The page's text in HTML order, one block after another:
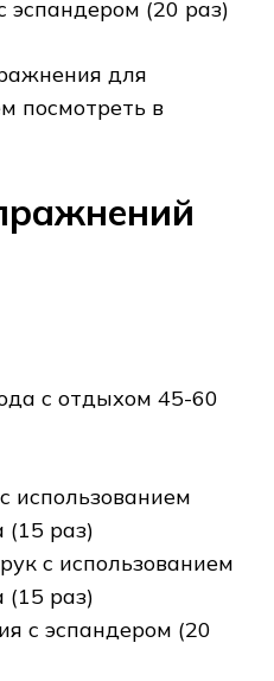
эспандером (20 раз)
для
посмотреть в
с отдыхом 45-60
использованием
(15 раз)
с использованием
(15 раз)
с эспандером (20